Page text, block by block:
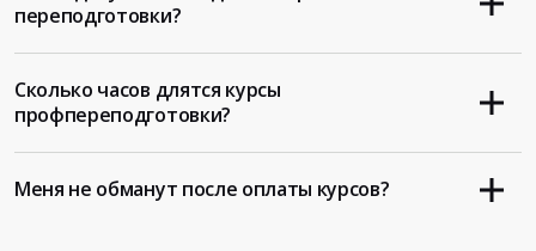
переподготовки?
Сколько часов длятся курсы
профпереподготовки?
Меня не обманут после оплаты курсов?